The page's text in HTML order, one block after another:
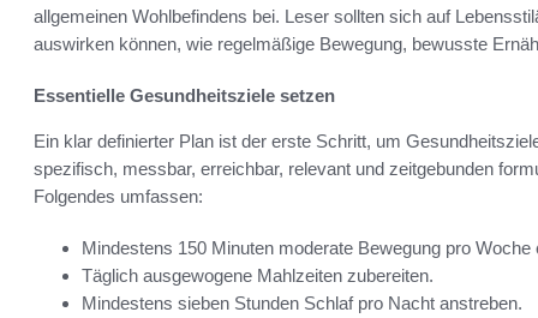
allgemeinen Wohlbefindens bei. Leser sollten sich auf
auswirken können, wie regelmäßige Bewegung, bewusste
Essentielle Gesundheitsziele setzen
Ein klar definierter Plan ist der erste Schritt, um
spezifisch, messbar, erreichbar, relevant und zeitgebunden
Folgendes umfassen:
Mindestens 150 Minuten moderate Bewegung pro Woche
Täglich ausgewogene Mahlzeiten zubereiten.
Mindestens sieben Stunden Schlaf pro Nacht anstreben.